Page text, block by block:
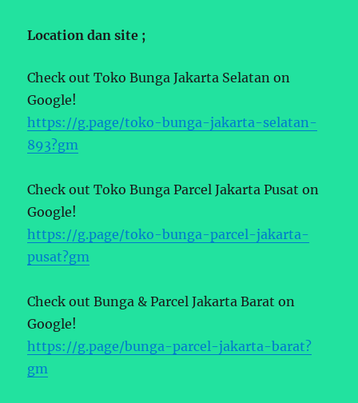
Location dan site ;
Check out Toko Bunga Jakarta Selatan on
Google!
https://g.page/toko-bunga-jakarta-selatan-
893?gm
Check out Toko Bunga Parcel Jakarta Pusat on
Google!
https://g.page/toko-bunga-parcel-jakarta-
pusat?gm
Check out Bunga & Parcel Jakarta Barat on
Google!
https://g.page/bunga-parcel-jakarta-barat?
gm